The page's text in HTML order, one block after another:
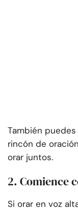
También
rincón de
orar juntos.
2. Comience
Si orar en voz